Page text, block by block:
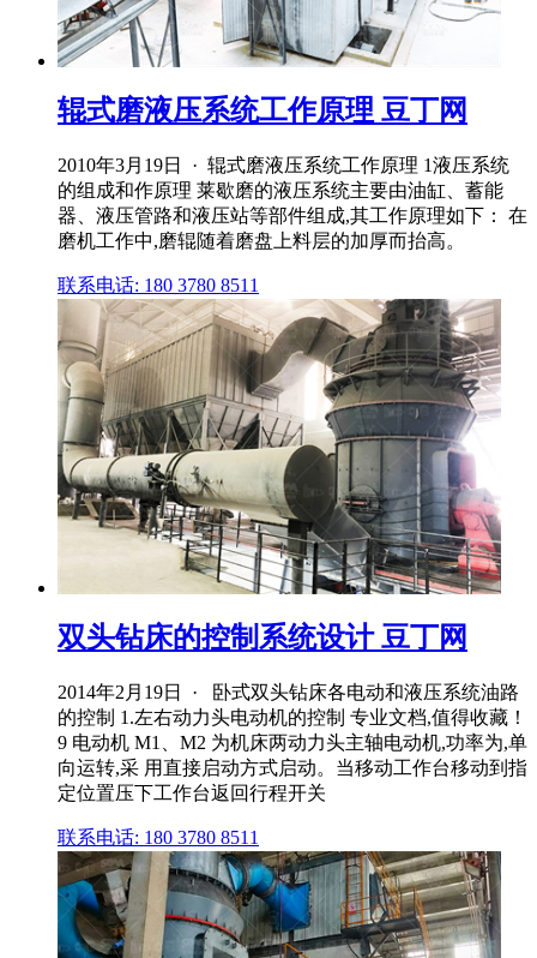
辊式磨液压系统工作原理 豆丁网
2010年3月19日 · 辊式磨液压系统工作原理 1液压系统
的组成和作原理 莱歇磨的液压系统主要由油缸、蓄能
器、液压管路和液压站等部件组成,其工作原理如下： 在
磨机工作中,磨辊随着磨盘上料层的加厚而抬高。
联系电话: 180 3780 8511
双头钻床的控制系统设计 豆丁网
2014年2月19日 · 卧式双头钻床各电动和液压系统油路
的控制 1.左右动力头电动机的控制 专业文档,值得收藏！
9 电动机 M1、M2 为机床两动力头主轴电动机,功率为,单
向运转,采 用直接启动方式启动。当移动工作台移动到指
定位置压下工作台返回行程开关
联系电话: 180 3780 8511